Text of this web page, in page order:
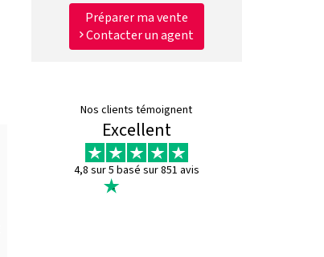
Préparer ma vente
Contacter un agent
Nos clients témoignent
Excellent
4,8 sur 5 basé sur 851 avis